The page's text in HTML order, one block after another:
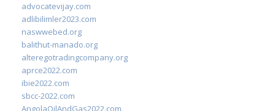
advocatevijay.com
adlibilimler2023.com
naswwebed.org
balithut-manado.org
alteregotradingcompany.org
aprce2022.com
ibie2022.com
sbcc-2022.com
AngolaOilAndGas2022.com